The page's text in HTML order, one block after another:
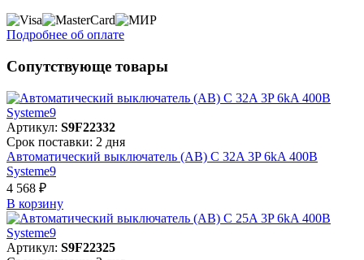
Подробнее об оплате
Сопутствующе товары
Артикул: S9F22332
Срок поставки: 2 дня
Автоматический выключатель (АВ) C 32A 3P 6kA 400В
Systeme9
4 568 ₽
В корзинy
Артикул: S9F22325